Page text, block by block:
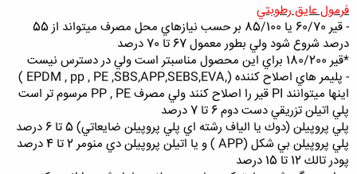
فرمول عايق رطوبتي
- قير 60/70 يا 85/100 بر حسب نيازهاي محل مصرف ميتواند از 55
درصد شروع شود ولي بطور معمول 67 تا 70 درصد
*قير 180/200 براي اين محصول مناسبتر است ولي در دسترس نيست
- پليمر هاي اصلاح كننده (,EPDM , pp , PE ,SBS,APP,SEBS,EVA )
اينها ميتوانند PI قير را اصلاح كنند ولي مصرف PP , PE مرسوم تر است
پلي اتيلن تزريقي دست دوم 6 تا 7 درصد
پلي پروپيلن (دوك يا الياف رشته اي پلي پروپيلن ضايعاتي) 5 تا 6 درصد
پلي پروپيلن بي شكل (APP ) و يا اتيلن پروپيلن دي منومر 2 تا 4 درصد
پودر تالك 12 تا 15 درصد